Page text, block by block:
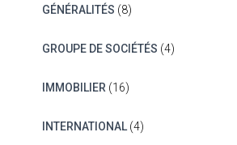
GÉNÉRALITÉS (8)
GROUPE DE SOCIÉTÉS (4)
IMMOBILIER(16)
INTERNATIONAL(4)